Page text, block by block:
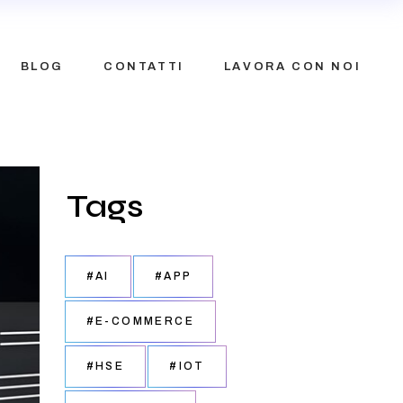
BLOG CONTATTI LAVORA CON NOI
Tags
#AI #APP
#E-COMMERCE
#HSE #IOT